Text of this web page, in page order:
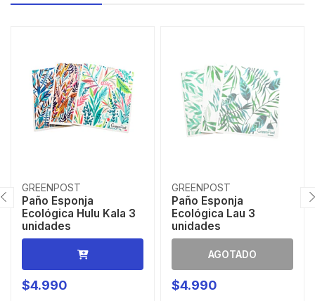
GREENPOST
Paño Esponja
Ecológica Hulu Kala 3
unidades
$4.990
GREENPOST
Paño Esponja
Ecológica Lau 3
unidades
AGOTADO
$4.990